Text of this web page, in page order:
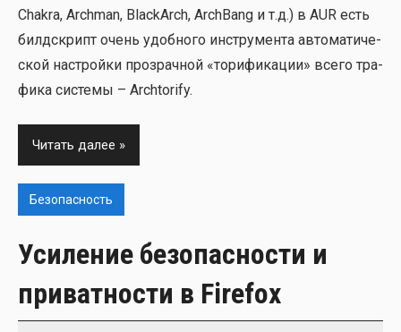
Chakra, Archman, BlackArch, ArchBang и т.д.) в AUR есть
бил­дскрипт очень удоб­но­го инстру­мен­та авто­ма­ти­че­
ской настрой­ки про­зрач­ной «тори­фи­ка­ции» все­го тра­
фи­ка систе­мы – Archtorify.
Читать далее
Безопасность
Усиление безопасности и
приватности в Firefox